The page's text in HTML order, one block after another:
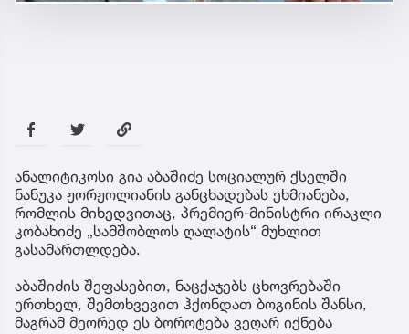
ანალიტიკოსი გია აბაშიძე სოციალურ ქსელში
ნანუკა ჟორჟოლიანის განცხადებას ეხმიანება,
რომლის მიხედვითაც, პრემიერ-მინისტრი ირაკლი
კობახიძე „სამშობლოს ღალატის“ მუხლით
გასამართლდება.
აბაშიძის შეფასებით, ნაცქაჯებს ცხოვრებაში
ერთხელ, შემთხვევით ჰქონდათ ბოგინის შანსი,
მაგრამ მეორედ ეს ბოროტება ვეღარ იქნება